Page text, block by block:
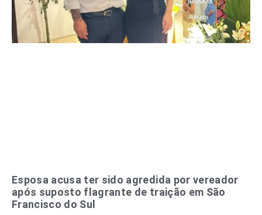
Esposa acusa ter sido agredida por vereador
após suposto flagrante de traição em São
Francisco do Sul